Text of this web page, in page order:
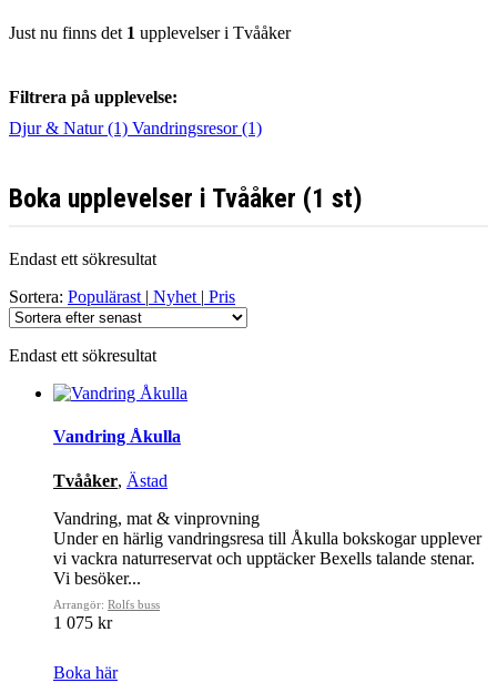
Just nu finns det 1 upplevelser i Tvååker
Filtrera på upplevelse:
Djur & Natur(1) Vandringsresor(1)
Boka upplevelser i Tvååker (1 st)
Endast ett sökresultat
Sortera: Populärast | Nyhet | Pris
Endast ett sökresultat
Vandring Åkulla
Tvååker, Ästad
Vandring, mat & vinprovning
Under en härlig vandringsresa till Åkulla bokskogar upplever
vi vackra naturreservat och upptäcker Bexells talande stenar.
Vi besöker...
Arrangör: Rolfs buss
1 075 kr
Boka här